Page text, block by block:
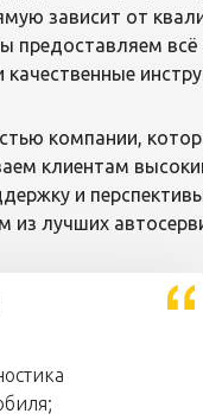
зависит от
предоставляем
компании,
клиентам
и
из лучших